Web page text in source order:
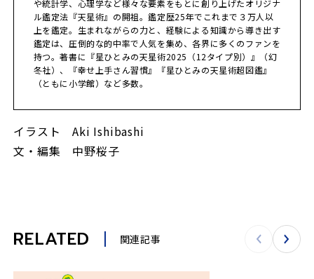
や統計学、心理学など様々な要素をもとに創り上げたオリジナ
ル鑑定法『天星術』の開祖。鑑定歴25年でこれまで３万人以
上を鑑定。生まれながらの力と、経験による知識から導き出す
鑑定は、圧倒的な的中率で人気を集め、各界に多くのファンを
持つ。著書に『星ひとみの天星術2025（12タイプ別）』（幻
冬社）、『幸せ上手さん習慣』『星ひとみの天星術超図鑑』
（ともに小学館）など多数。
イラスト Aki Ishibashi
文・編集 中野桜子
RELATED 関連記事